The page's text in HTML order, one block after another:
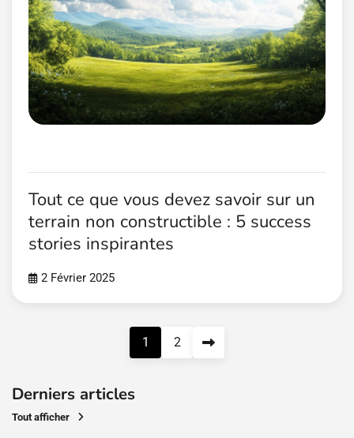
Tout ce que vous devez savoir sur un
terrain non constructible : 5 success
stories inspirantes
2 Février 2025
publications
1 2
Derniers articles
Tout afficher